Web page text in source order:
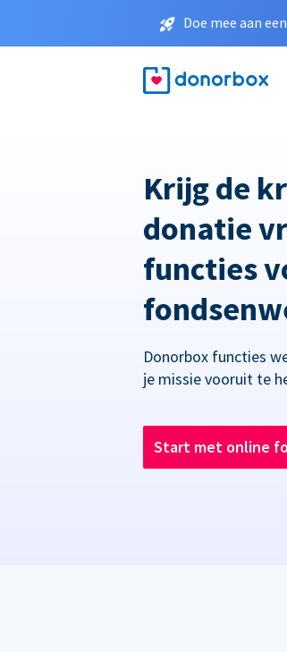
Doe mee aan
Krijg de
donatie
functies
Donorbox functies
je missie vooruit te
Start met online